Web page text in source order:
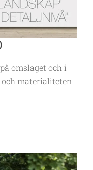
omslaget och i
materialiteten